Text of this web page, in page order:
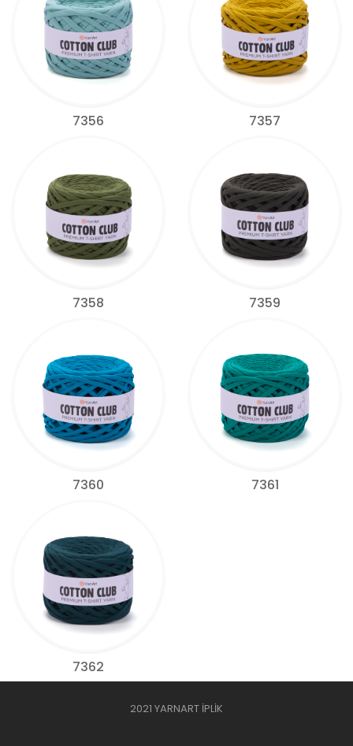
7356 7357
7358 7359
7360 7361
7362
2021 YARNART İPLİK